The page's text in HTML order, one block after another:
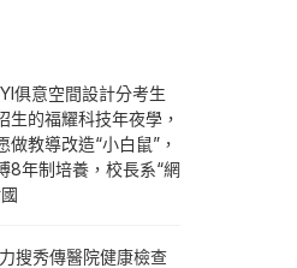
俱意空間設計分考生
生的福耀科技年夜學，
做教導改造“小白鼠”，
8年制培養，校長系“網
搜秀傳醫院健康檢查